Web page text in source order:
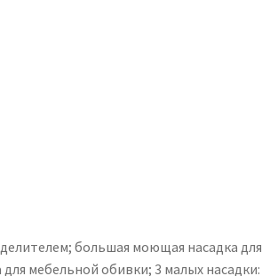
большая моющая насадка для
мебельной обивки; 3 малых насадки: